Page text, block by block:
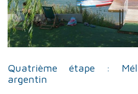
Quatrième étape :
argentin